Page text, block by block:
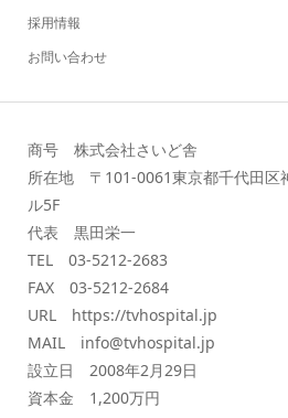
採用情報
お問い合わせ
商号 株式会社さいど舎
所在地 〒101-0061東京都千代田
ル5F
代表 黒田栄一
TEL 03-5212-2683
FAX 03-5212-2684
URL https://tvhospital.jp
MAIL info@tvhospital.jp
設立日 2008年2月29日
資本金 1,200万円